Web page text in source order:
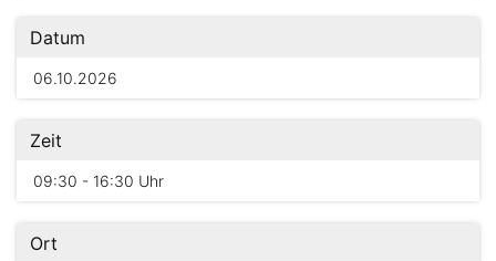
Datum
06.10.2026
Zeit
09:30 - 16:30 Uhr
Ort